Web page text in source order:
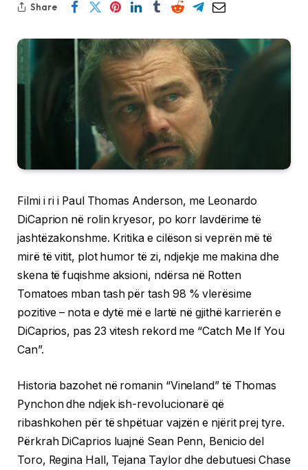
Share
Filmi i ri i Paul Thomas Anderson, me Leonardo
DiCaprion në rolin kryesor, po korr lavdërime të
jashtëzakonshme. Kritika e cilëson si veprën më të
mirë të vitit, plot humor të zi, ndjekje me makina dhe
skena të fuqishme aksioni, ndërsa në Rotten
Tomatoes mban tash për tash 98 % vlerësime
pozitive – nota e dytë më e lartë në gjithë karrierën e
DiCaprios, pas 23 vitesh rekord me “Catch Me If You
Can”.
Historia bazohet në romanin “Vineland” të Thomas
Pynchon dhe ndjek ish-revolucionarë që
ribashkohen për të shpëtuar vajzën e njërit prej tyre.
Përkrah DiCaprios luajnë Sean Penn, Benicio del
Toro, Regina Hall, Tejana Taylor dhe debutuesi Chase